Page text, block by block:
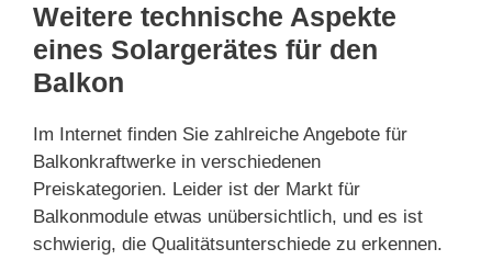
Weitere technische Aspekte
eines Solargerätes für den
Balkon
Im Internet finden Sie zahlreiche Angebote für
Balkonkraftwerke in verschiedenen
Preiskategorien. Leider ist der Markt für
Balkonmodule etwas unübersichtlich, und es ist
schwierig, die Qualitätsunterschiede zu erkennen.